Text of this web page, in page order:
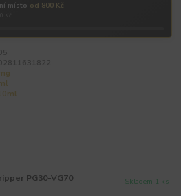
místo od 800 Kč
PG30-VG70
Skladem 1 ks